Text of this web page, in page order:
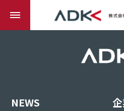
NEWS